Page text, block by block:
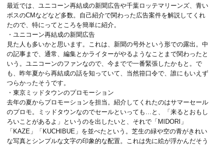
最近では、ユニコーン再結成の新聞広告や千葉ロッテマリーンズ、青い
ボスのCMなどなど多数。自己紹介で関わった広告案件を解説してくれ
たので、特にってところを簡単に紹介。
・ユニコーン再結成の新聞広告
見た人も多いかと思います。これは、新聞の号外という形での露出。中
の記事まで、通常、編集とかライターがやるようなことまで関わったと
いう。ユニコーンのファンなので、今までで一番緊張したかもと。で
も、昨年夏から再結成の話を知っていて、当然箝口令で、誰にもいえず
つらかったそうです。
・東京ミッドタウンのプロモーション
去年の夏からプロモーションを担当。紹介してくれたのはサマーセール
のプロモ。ミッドタウンなのでセールといっても…と、「来るとおもし
ろいことがあるよ」というのを出したいと、それで「MIDORI」
「KAZE」「KUCHIBUE」を並べたという。芝生の緑や空の青がきれい
な写真とシンプルな文字の印象的な配置。これは先に絵が浮かんだそう